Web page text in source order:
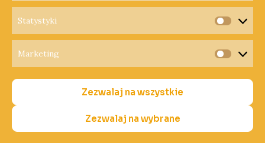
Statystyki
Marketing
Zezwalaj na wszystkie
Zezwalaj na wybrane
Polityka Cookies